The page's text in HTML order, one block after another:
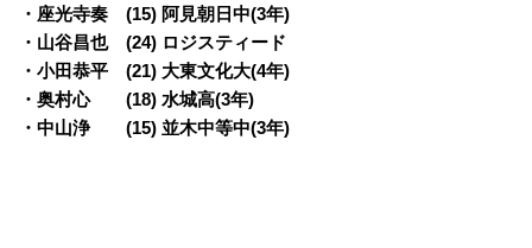
・座光寺奏 (15) 阿見朝日中(3年)
・山谷昌也 (24) ロジスティード
・小田恭平 (21) 大東文化大(4年)
・奥村心 (18) 水城高(3年)
・中山浄 (15) 並木中等中(3年)